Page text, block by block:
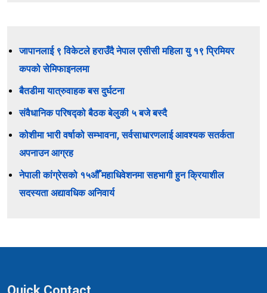
जापानलाई ९ विकेटले हराउँदै नेपाल एसीसी महिला यु १९ प्रिमियर
कपको सेमिफाइनलमा
बैतडीमा यात्रुवाहक बस दुर्घटना
संवैधानिक परिषद्को बैठक बेलुकी ५ बजे बस्दै
कोशीमा भारी वर्षाको सम्भावना, सर्वसाधारणलाई आवश्यक सतर्कता
अपनाउन आग्रह
नेपाली कांग्रेसको १५औँ महाधिवेशनमा सहभागी हुन क्रियाशील
सदस्यता अद्यावधिक अनिवार्य